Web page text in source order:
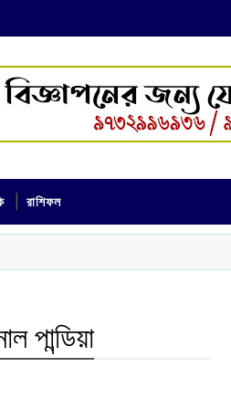
রাশিফল
পান্ডিয়া